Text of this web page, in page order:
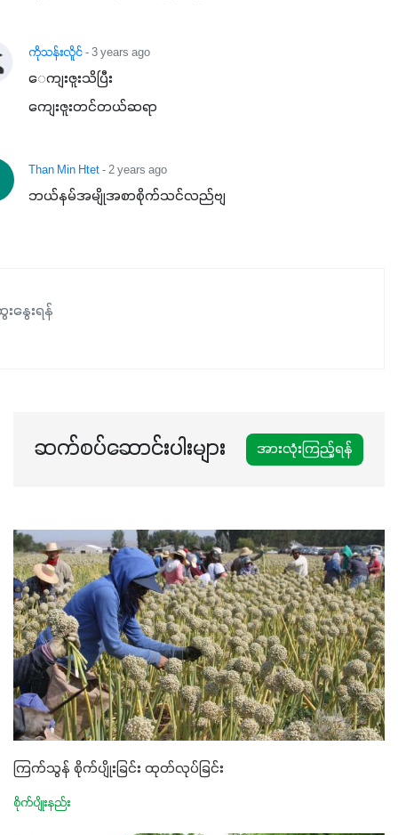
ကိုသန်းလိူင်- 3 years ago
ေကျးဇူးသိပြီး
ကျေးဇူးတင်တယ်ဆရာ
Than Min Htet- 2 years ago
ဘယ်နမ်အမျိုအစာစိုက်သင်လည်ဗျ
နွေးရန်
ဆက်စပ်ဆောင်းပါးများ အားလုံးကြည့်ရန်
ကြက်သွန် စိုက်ပျိုးခြင်း ထုတ်လုပ်ခြင်း
စိုက်ပျိုးနည်း